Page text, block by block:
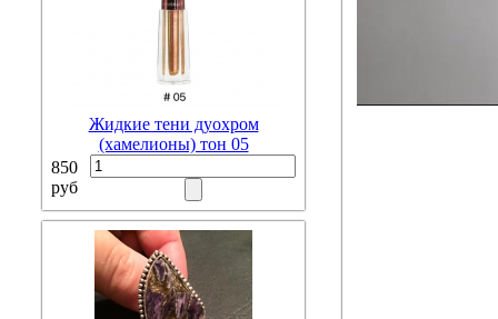
Жидкие тени дуохром
(хамелионы) тон 05
850
руб